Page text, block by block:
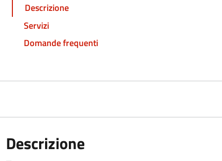
Descrizione
Servizi
Domande frequenti
Descrizione